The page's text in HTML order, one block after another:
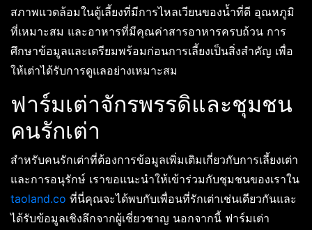
สภาพแวดล้อมในตู้เลี้ยงที่มีการไหลเวียนของน้ำที่ดี อุณหภูมิ
ที่เหมาะสม และอาหารที่มีคุณค่าสารอาหารครบถ้วน การ
ศึกษาข้อมูลและเตรียมพร้อมก่อนการเลี้ยงเป็นสิ่งสำคัญ เพื่อ
ให้เต่าได้รับการดูแลอย่างเหมาะสม
ฟาร์มเต่าจักรพรรดิและชุมชน
คนรักเต่า
สำหรับคนรักเต่าที่ต้องการข้อมูลเพิ่มเติมเกี่ยวกับการเลี้ยงเต่า
และการอนุรักษ์ เราขอแนะนำให้เข้าร่วมกับชุมชนของเราใน
taoland.co ที่นี่คุณจะได้พบกับเพื่อนที่รักเต่าเช่นเดียวกันและ
ได้รับข้อมูลเชิงลึกจากผู้เชี่ยวชาญ นอกจากนี้ ฟาร์มเต่า